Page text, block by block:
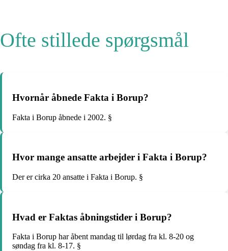
Ofte stillede spørgsmål
Hvornår åbnede Fakta i Borup?
Fakta i Borup åbnede i 2002. §
Hvor mange ansatte arbejder i Fakta i Borup?
Der er cirka 20 ansatte i Fakta i Borup. §
Hvad er Faktas åbningstider i Borup?
Fakta i Borup har åbent mandag til lørdag fra kl. 8-20 og
søndag fra kl. 8-17. §